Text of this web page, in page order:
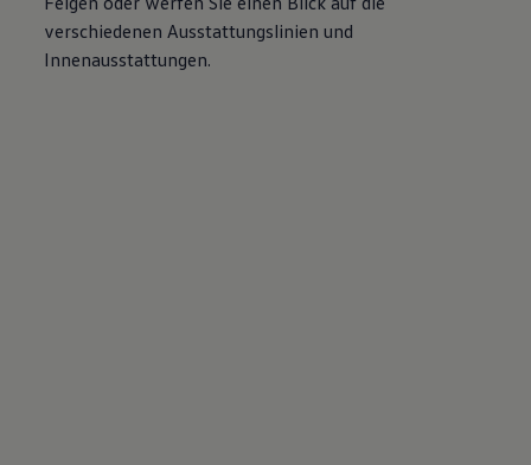
verschiedenen Ausstattungslinien und
Innenausstattungen.